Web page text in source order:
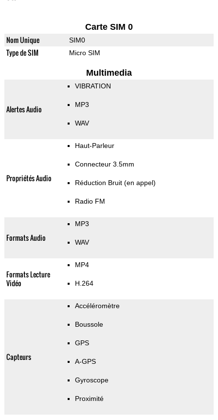
Carte SIM 0
Nom Unique SIM0
Type de SIM Micro SIM
Multimedia
Alertes Audio
VIBRATION
MP3
WAV
Propriétés Audio
Haut-Parleur
Connecteur 3.5mm
Réduction Bruit (en appel)
Radio FM
Formats Audio
MP3
WAV
Formats Lecture
Vidéo
MP4
H.264
Capteurs
Accéléromètre
Boussole
GPS
A-GPS
Gyroscope
Proximité